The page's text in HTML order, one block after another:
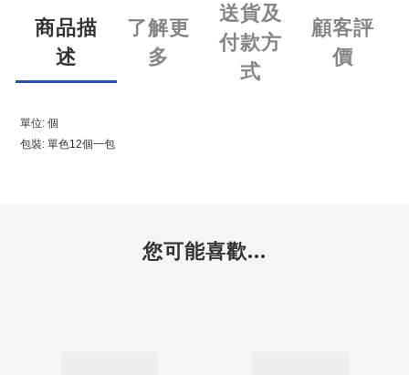
商品描
述
了解更
多
送貨及
付款方
式
顧客評
價
單位: 個
包裝: 單色12個一包
您可能喜歡...